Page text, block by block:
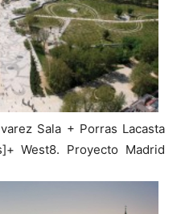
Sala + Porras Lacasta
West8. Proyecto Madrid